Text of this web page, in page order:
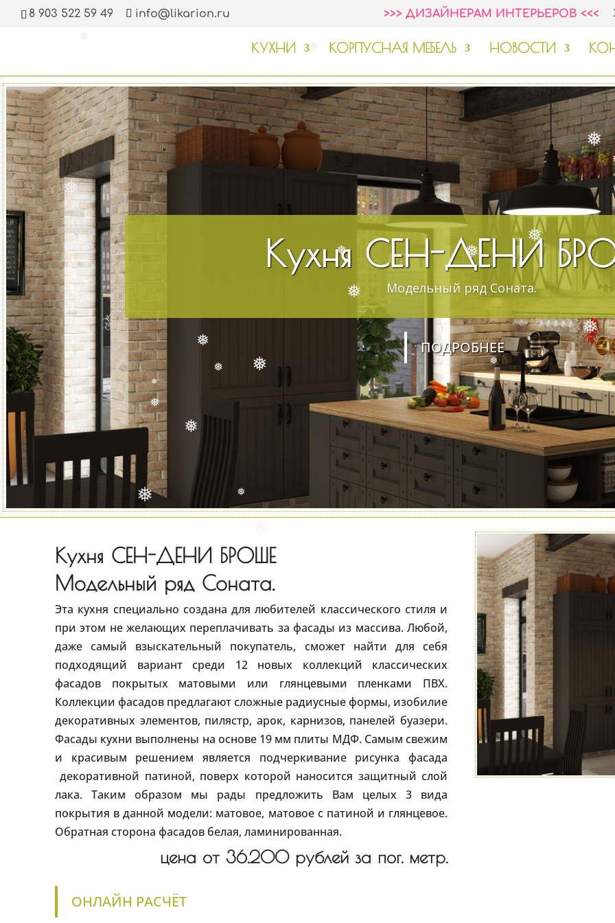
❅
❅
❅
❅
❅
❅
❅
❅
❅
❅
❅
❅
❅
❅
❅
8 903 522 59 49 info@likarion.ru >>> ДИЗАЙНЕРАМ ИНТЕРЬЕРОВ <<<
КУХНИ КОРПУСНАЯ МЕБЕЛЬ НОВОСТИ
Кухня СЕН-ДЕНИ
Модельный ряд Соната.
ПОДРОБНЕЕ
Кухня СЕН-ДЕНИ БРОШЕ
Модельный ряд Соната.
Эта кухня специально создана для любителей классического стиля и
при этом не желающих переплачивать за фасады из массива. Любой,
даже самый взыскательный покупатель, сможет найти для себя
подходящий вариант среди 12 новых коллекций классических
фасадов покрытых матовыми или глянцевыми пленками ПВХ.
Коллекции фасадов предлагают сложные радиусные формы, изобилие
декоративных элементов, пилястр, арок, карнизов, панелей буазери.
Фасады кухни выполнены на основе 19 мм плиты МДФ. Самым свежим
и красивым решением является подчеркивание рисунка фасада
декоративной патиной, поверх которой наносится защитный слой
лака. Таким образом мы рады предложить Вам целых 3 вида
покрытия в данной модели: матовое, матовое с патиной и глянцевое.
Обратная сторона фасадов белая, ламинированная.
цена от 36.200 рублей за пог. метр.
ОНЛАЙН РАСЧЁТ